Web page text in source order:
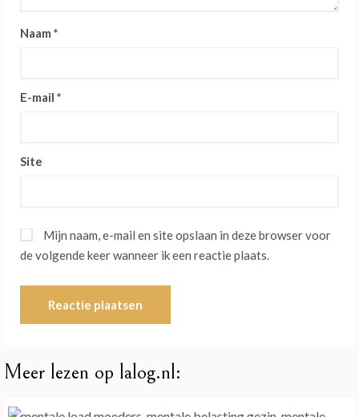
Naam *
E-mail *
Site
Mijn naam, e-mail en site opslaan in deze browser voor
de volgende keer wanneer ik een reactie plaats.
Meer lezen op lalog.nl: